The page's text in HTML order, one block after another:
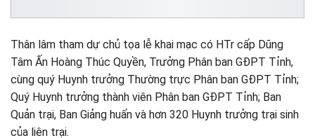
Thân lâm tham dự chủ tọa lễ khai mạc có HTr cấp Dũng
Tâm Ấn Hoàng Thúc Quyền, Trưởng Phân ban GĐPT Tỉnh,
cùng quý Huynh trưởng Thường trực Phân ban GĐPT Tỉnh;
Quý Huynh trưởng thành viên Phân ban GĐPT Tỉnh; Ban
Quản trại, Ban Giảng huấn và hơn 320 Huynh trưởng trại sinh
của liên trại.